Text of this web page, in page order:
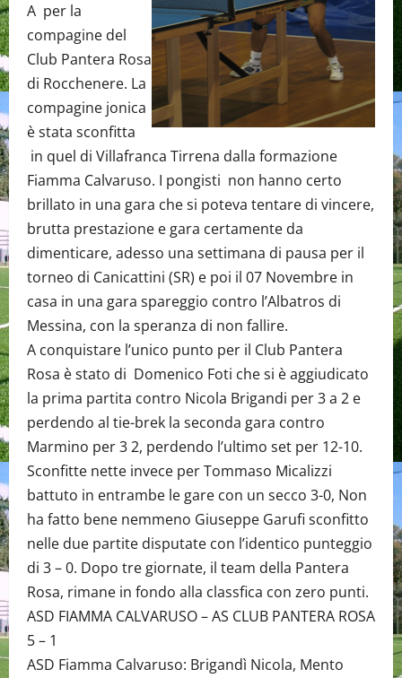
A per la
compagine del
Club Pantera Rosa
di Rocchenere. La
compagine jonica
è stata sconfitta
in quel di Villafranca Tirrena dalla formazione
Fiamma Calvaruso. I pongisti non hanno certo
brillato in una gara che si poteva tentare di vincere,
brutta prestazione e gara certamente da
dimenticare, adesso una settimana di pausa per il
torneo di Canicattini (SR) e poi il 07 Novembre in
casa in una gara spareggio contro l’Albatros di
Messina, con la speranza di non fallire.
A conquistare l’unico punto per il Club Pantera
Rosa è stato di Domenico Foti che si è aggiudicato
la prima partita contro Nicola Brigandi per 3 a 2 e
perdendo al tie-brek la seconda gara contro
Marmino per 3 2, perdendo l’ultimo set per 12-10.
Sconfitte nette invece per Tommaso Micalizzi
battuto in entrambe le gare con un secco 3-0, Non
ha fatto bene nemmeno Giuseppe Garufi sconfitto
nelle due partite disputate con l’identico punteggio
di 3 – 0. Dopo tre giornate, il team della Pantera
Rosa, rimane in fondo alla classfica con zero punti.
ASD FIAMMA CALVARUSO – AS CLUB PANTERA ROSA
5 – 1
ASD Fiamma Calvaruso: Brigandì Nicola, Mento